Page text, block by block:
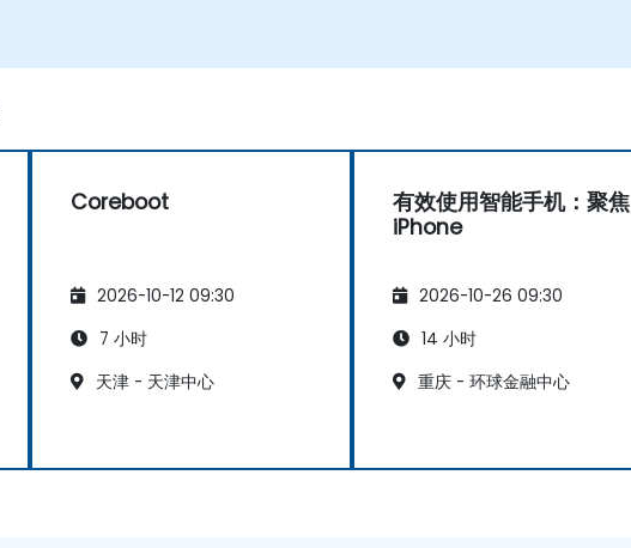
Coreboot
2026-10-12 09:30
7 小时
天津 - 天津中心
有效使用智能手机：聚焦
iPhone
2026-10-26 09:30
14 小时
重庆 - 环球金融中心